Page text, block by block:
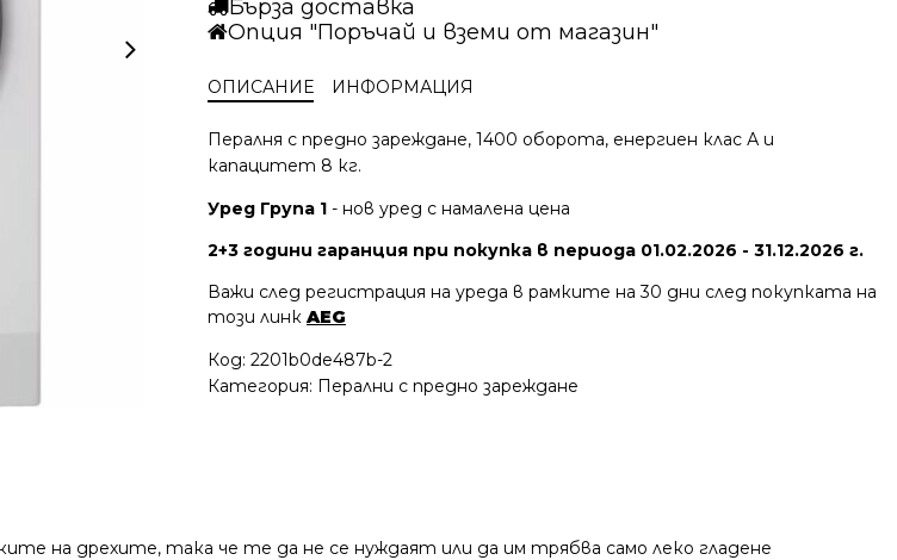
Бърза доставка
Опция "Поръчай и вземи от магазин"
ОПИСАНИЕ ИНФОРМАЦИЯ
Пералня с предно зареждане, 1400 оборота, енергиен клас А и
капацитет 8 кг.
Уред Група 1 - нов уред с намалена цена
2+3 години гаранция при покупка в периода 01.02.2026 - 31.12.2026 г.
Важи след регистрация на уреда в рамките на 30 дни след покупката на
този линк AEG
Код: 2201b0de487b-2
Категория: Перални с предно зареждане
на дрехите, така че те да не се нуждаят или да им трябва само леко гладене